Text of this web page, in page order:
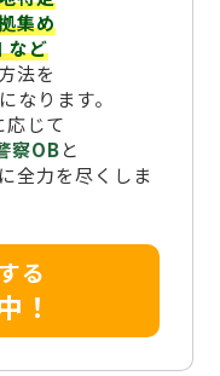
集め
など
法を
なります。
応じて
察OBと
全力を尽くしま
る
！